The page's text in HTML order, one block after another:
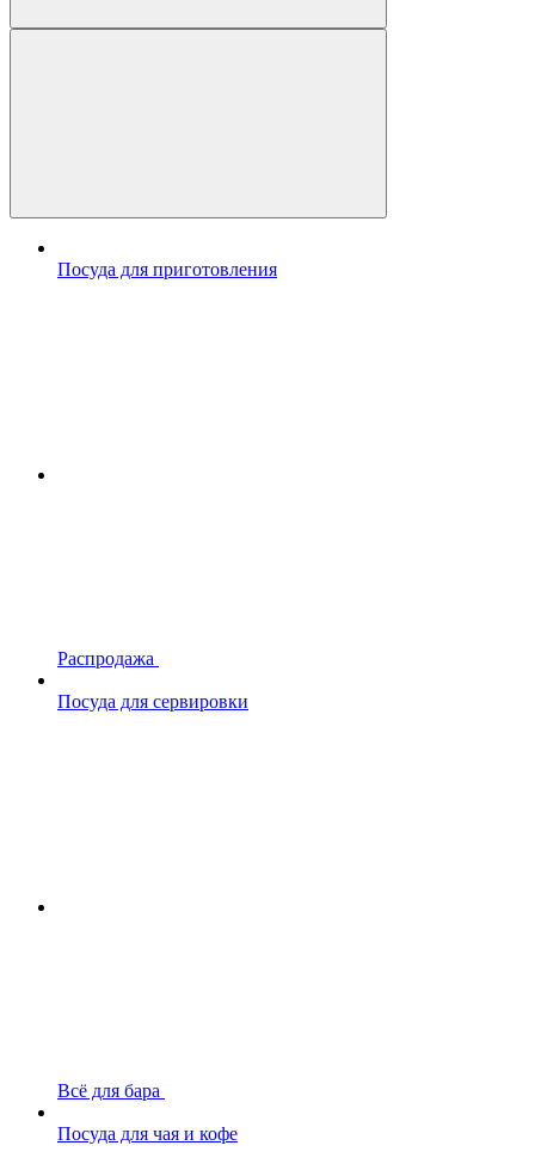
Посуда для приготовления
Распродажа
Посуда для сервировки
Всё для бара
Посуда для чая и кофе